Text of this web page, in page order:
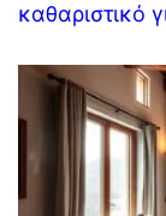
καθαριστικό